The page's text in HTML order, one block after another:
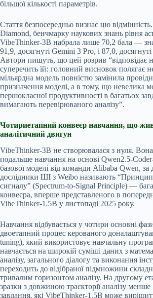
більшої кількості параметрів.
Стаття безпосередньо визнає цю
Diamond, бенчмарку наукових знань рівня
VibeThinker-3B набрала лише 70,2 бала —
91,9, досягнуті Gemini 3 Pro, і 87,0,
Автори пишуть, що цей розрив “відповідає
суперечить їй: головний висновок полягає
мільярдна модель повністю замінила
призначення моделі, а в тому, що невелика
першокласної продуктивності в багатьох
вимагають перевірюваного аналізу”.
Чотириетапний конвеєр навчання, що
аналітичний двигун
VibeThinker-3B не створювалася з нуля.
подальше навчання на основі Qwen2.5-
базової моделі від команди Alibaba Qwen,
дослідники ШІ з Weibo називають
сигналу” (Spectrum-to-Signal Principle) —
конвеєра, вперше представленого в
VibeThinker-1.5B у листопаді 2025 року.
Навчання відбувається у чотири основні
двоетапний процес керованого
tuning), який використовує навчальну
навчається на широкій суміші даних з
аналізу, загального діалогу та виконання
переходить до відібраної підмножини
тривалим горизонтом аналізу. На другому
зразки з довжиною траєкторії аналізу менше
завдання, які VibeThinker-1.5B може